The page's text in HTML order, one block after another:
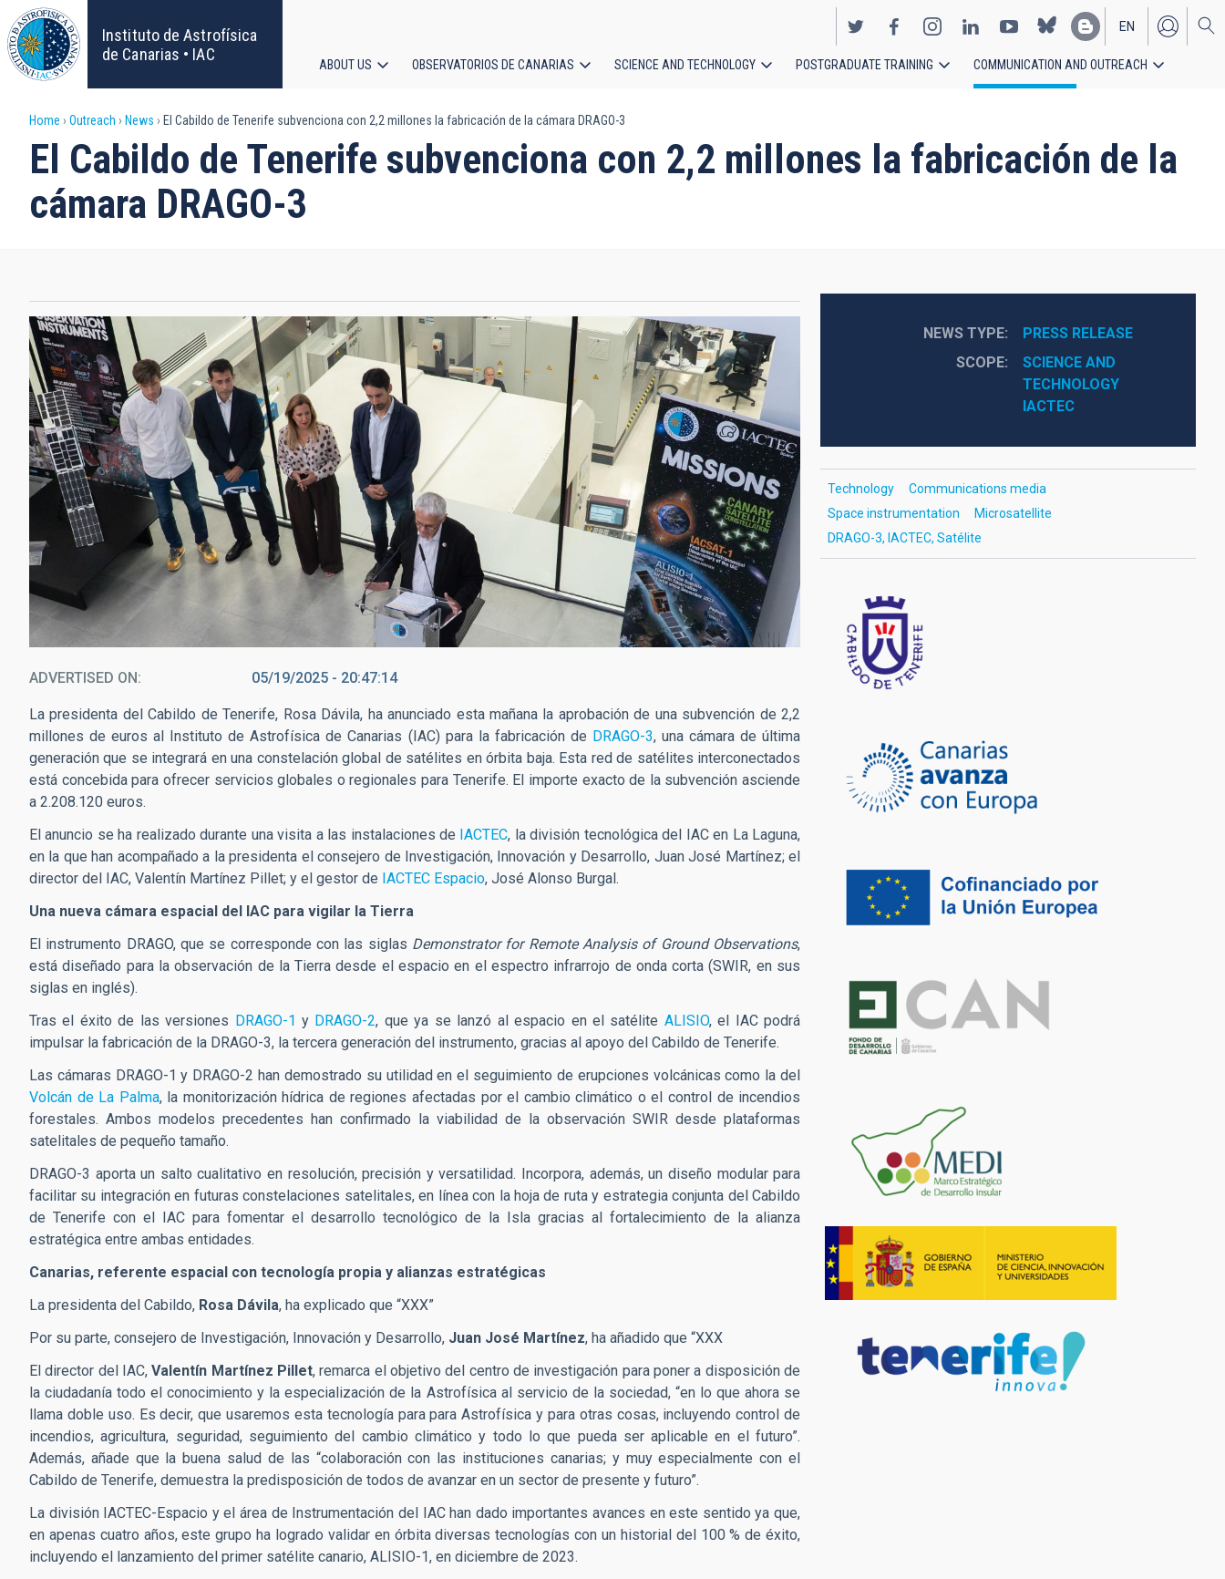
Skip
to
main
content
Instituto de Astrofísica
de Canarias • IAC
EN
ES
navigation
ABOUT US OBSERVATORIOS DE CANARIAS SCIENCE AND TECHNOLOGY POSTGRADUATE TRAINING COMMUNICATION AND OUTREACH
Breadcrumb
Home Outreach News El Cabildo de Tenerife subvenciona con 2,2 millones la fabricación de la cámara DRAGO-3
El Cabildo de Tenerife subvenciona con 2,2 millones la fabricación de la
cámara DRAGO-3
ADVERTISED ON 05/19/2025 - 20:47:14
La presidenta del Cabildo de Tenerife, Rosa Dávila, ha anunciado esta mañana la aprobación de una subvención de 2,2
millones de euros al Instituto de Astrofísica de Canarias (IAC) para la fabricación de DRAGO-3, una cámara de última
generación que se integrará en una constelación global de satélites en órbita baja. Esta red de satélites interconectados
está concebida para ofrecer servicios globales o regionales para Tenerife. El importe exacto de la subvención asciende
a 2.208.120 euros.
El anuncio se ha realizado durante una visita a las instalaciones de IACTEC, la división tecnológica del IAC en La Laguna,
en la que han acompañado a la presidenta el consejero de Investigación, Innovación y Desarrollo, Juan José Martínez; el
director del IAC, Valentín Martínez Pillet; y el gestor de IACTEC Espacio, José Alonso Burgal.
Una nueva cámara espacial del IAC para vigilar la Tierra
El instrumento DRAGO, que se corresponde con las siglas Demonstrator for Remote Analysis of Ground Observations,
está diseñado para la observación de la Tierra desde el espacio en el espectro infrarrojo de onda corta (SWIR, en sus
siglas en inglés).
Tras el éxito de las versiones DRAGO-1 y DRAGO-2, que ya se lanzó al espacio en el satélite ALISIO, el IAC podrá
impulsar la fabricación de la DRAGO-3, la tercera generación del instrumento, gracias al apoyo del Cabildo de Tenerife.
Las cámaras DRAGO-1 y DRAGO-2 han demostrado su utilidad en el seguimiento de erupciones volcánicas como la del
Volcán de La Palma, la monitorización hídrica de regiones afectadas por el cambio climático o el control de incendios
forestales. Ambos modelos precedentes han confirmado la viabilidad de la observación SWIR desde plataformas
satelitales de pequeño tamaño.
DRAGO-3 aporta un salto cualitativo en resolución, precisión y versatilidad. Incorpora, además, un diseño modular para
facilitar su integración en futuras constelaciones satelitales, en línea con la hoja de ruta y estrategia conjunta del Cabildo
de Tenerife con el IAC para fomentar el desarrollo tecnológico de la Isla gracias al fortalecimiento de la alianza
estratégica entre ambas entidades.
Canarias, referente espacial con tecnología propia y alianzas estratégicas
La presidenta del Cabildo, Rosa Dávila, ha explicado que “XXX”
Por su parte, consejero de Investigación, Innovación y Desarrollo, Juan José Martínez, ha añadido que “XXX
El director del IAC,Valentín Martínez Pillet, remarca el objetivo del centro de investigación para poner a disposición de
la ciudadanía todo el conocimiento y la especialización de la Astrofísica al servicio de la sociedad, “en lo que ahora se
llama doble uso. Es decir, que usaremos esta tecnología para para Astrofísica y para otras cosas, incluyendo control de
incendios, agricultura, seguridad, seguimiento del cambio climático y todo lo que pueda ser aplicable en el futuro”.
Además, añade que la buena salud de las “colaboración con las instituciones canarias; y muy especialmente con el
Cabildo de Tenerife, demuestra la predisposición de todos de avanzar en un sector de presente y futuro”.
La división IACTEC-Espacio y el área de Instrumentación del IAC han dado importantes avances en este sentido ya que,
en apenas cuatro años, este grupo ha logrado validar en órbita diversas tecnologías con un historial del 100 % de éxito,
incluyendo el lanzamiento del primer satélite canario, ALISIO-1, en diciembre de 2023.
NEWS TYPE
PRESS RELEASE
SCOPE
SCIENCE AND
TECHNOLOGY
IACTEC
Technology
Communications media
Space instrumentation
Microsatellite
DRAGO-3, IACTEC, Satélite